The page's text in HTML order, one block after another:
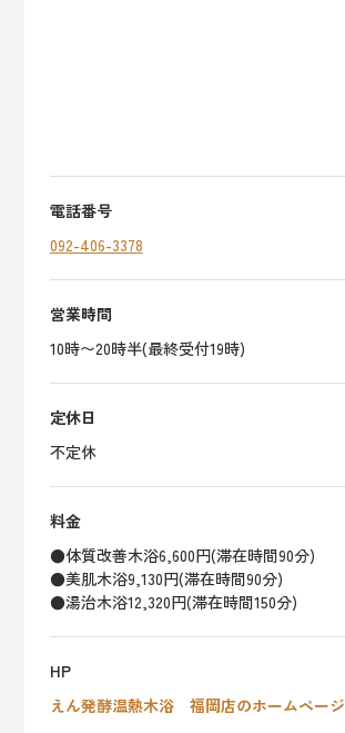
電話番号
092-406-3378
営業時間
10時〜20時半(最終受付19時)
定休日
不定休
料金
●体質改善木浴6,600円(滞在時間90分)
●美肌木浴9,130円(滞在時間90分)
●湯治木浴12,320円(滞在時間150分)
HP
えん発酵温熱木浴 福岡店のホームページ